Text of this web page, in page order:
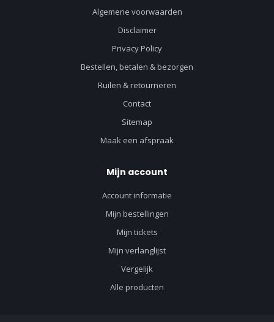
Algemene voorwaarden
Disclaimer
Privacy Policy
Bestellen, betalen & bezorgen
Ruilen & retourneren
Contact
Sitemap
Maak een afspraak
Mijn account
Account informatie
Mijn bestellingen
Mijn tickets
Mijn verlanglijst
Vergelijk
Alle producten